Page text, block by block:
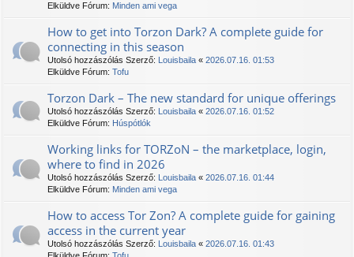
Elküldve Fórum: Minden ami vega
How to get into Torzon Dark? A complete guide for
connecting in this season
Utolsó hozzászólás Szerző: Louisbaila « 2026.07.16. 01:53
Elküldve Fórum: Tofu
Torzon Dark – The new standard for unique offerings
Utolsó hozzászólás Szerző: Louisbaila « 2026.07.16. 01:52
Elküldve Fórum: Húspótlók
Working links for TORZoN – the marketplace, login,
where to find in 2026
Utolsó hozzászólás Szerző: Louisbaila « 2026.07.16. 01:44
Elküldve Fórum: Minden ami vega
How to access Tor Zon? A complete guide for gaining
access in the current year
Utolsó hozzászólás Szerző: Louisbaila « 2026.07.16. 01:43